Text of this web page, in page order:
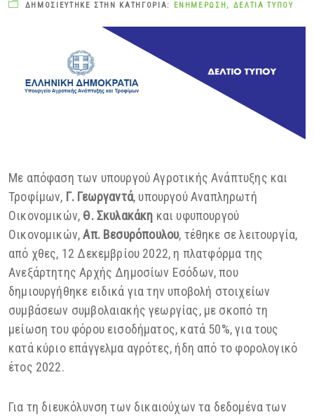
ΔΗΜΟΣΙΕΎΤΗΚΕ ΣΤΗΝ ΚΑΤΗΓΟΡΊΑ: ΕΝΗΜΈΡΩΣΗ, ΔΕΛΤΊΑ ΤΎΠΟΥ
Με απόφαση των υπουργού Αγροτικής Ανάπτυξης και
Τροφίμων, Γ. Γεωργαντά, υπουργού Αναπληρωτή
Οικονομικών, Θ. Σκυλακάκη και υφυπουργού
Οικονομικών,Απ. Βεσυρόπουλου, τέθηκε σε λειτουργία,
από χθες, 12 Δεκεμβρίου 2022, η πλατφόρμα της
Ανεξάρτητης Αρχής Δημοσίων Εσόδων, που
δημιουργήθηκε ειδικά για την υποβολή στοιχείων
συμβάσεων συμβολαιακής γεωργίας, με σκοπό τη
μείωση του φόρου εισοδήματος, κατά 50%, για τους
κατά κύριο επάγγελμα αγρότες, ήδη από το φορολογικό
έτος 2022.
Για τη διευκόλυνση των δικαιούχων τα δεδομένα των